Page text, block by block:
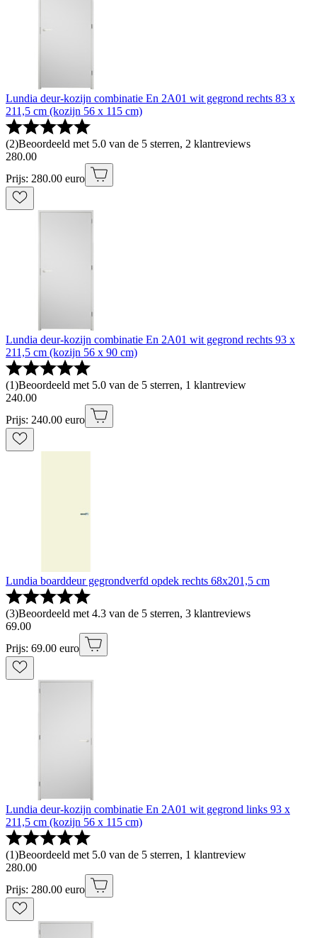
Lundia deur-kozijn combinatie En 2A01 wit gegrond rechts 83 x
211,5 cm (kozijn 56 x 115 cm)
(2)Beoordeeld met 5.0 van de 5 sterren, 2 klantreviews
280.00
Prijs: 280.00 euro
Lundia deur-kozijn combinatie En 2A01 wit gegrond rechts 93 x
211,5 cm (kozijn 56 x 90 cm)
(1)Beoordeeld met 5.0 van de 5 sterren, 1 klantreview
240.00
Prijs: 240.00 euro
Lundia boarddeur gegrondverfd opdek rechts 68x201,5 cm
(3)Beoordeeld met 4.3 van de 5 sterren, 3 klantreviews
69.00
Prijs: 69.00 euro
Lundia deur-kozijn combinatie En 2A01 wit gegrond links 93 x
211,5 cm (kozijn 56 x 115 cm)
(1)Beoordeeld met 5.0 van de 5 sterren, 1 klantreview
280.00
Prijs: 280.00 euro